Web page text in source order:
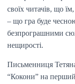
своїх читачів, що
– що гра буде
безпрограшними
нещирості.
Письменниця
“Кокони” на перший